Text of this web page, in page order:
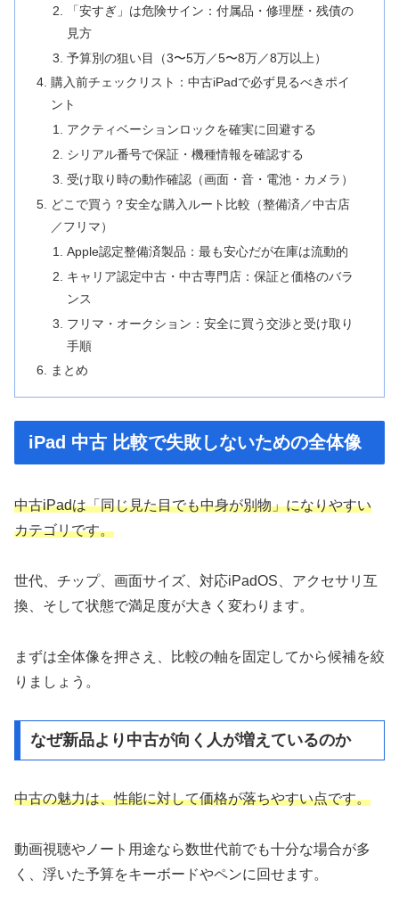
「安すぎ」は危険サイン：付属品・修理歴・残債の
見方
予算別の狙い目（3〜5万／5〜8万／8万以上）
購入前チェックリスト：中古iPadで必ず見るべきポイ
ント
アクティベーションロックを確実に回避する
シリアル番号で保証・機種情報を確認する
受け取り時の動作確認（画面・音・電池・カメラ）
どこで買う？安全な購入ルート比較（整備済／中古店
／フリマ）
Apple認定整備済製品：最も安心だが在庫は流動的
キャリア認定中古・中古専門店：保証と価格のバラ
ンス
フリマ・オークション：安全に買う交渉と受け取り
手順
まとめ
iPad 中古 比較で失敗しないための全体像
中古iPadは「同じ見た目でも中身が別物」になりやすい
カテゴリです。
世代、チップ、画面サイズ、対応iPadOS、アクセサリ互
換、そして状態で満足度が大きく変わります。
まずは全体像を押さえ、比較の軸を固定してから候補を絞
りましょう。
なぜ新品より中古が向く人が増えているのか
中古の魅力は、性能に対して価格が落ちやすい点です。
動画視聴やノート用途なら数世代前でも十分な場合が多
く、浮いた予算をキーボードやペンに回せます。